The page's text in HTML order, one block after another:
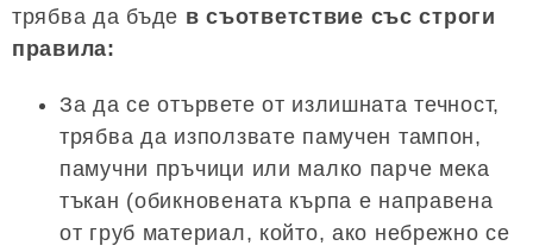
трябва да бъде в съответствие със строги
правила:
За да се отървете от излишната течност,
трябва да използвате памучен тампон,
памучни пръчици или малко парче мека
тъкан (обикновената кърпа е направена
от груб материал, който, ако небрежно се